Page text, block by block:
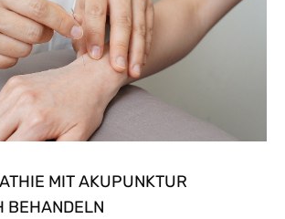
MIT AKUPUNKTUR
BEHANDELN